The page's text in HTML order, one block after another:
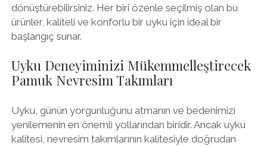
dönüştürebilirsiniz. Her biri özenle seçilmiş olan bu
ürünler, kaliteli ve konforlu bir uyku için ideal bir
başlangıç sunar.
Uyku Deneyiminizi Mükemmelleştirecek
Pamuk Nevresim Takımları
Uyku, günün yorgunluğunu atmanın ve bedenimizi
yenilemenin en önemli yollarından biridir. Ancak uyku
kalitesi, nevresim takımlarının kalitesiyle doğrudan